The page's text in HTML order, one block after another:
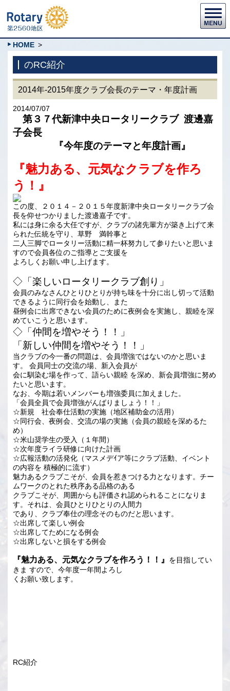
HOME >
のRC紹介
2014年-2015年度クラブ会長のテーマ・年度計画
2014/07/07
第３７代新津中央ロータリークラブ 渡邊嘉
子会長
『今年度のテーマと年度計画』
『魅力ある、元気なクラブを作ろ
う！』
この度、２０１４－２０１５年度新津中央ロータリークラブ会
長を仰せつかりました渡邊嘉子です。
私には身に余る大任ですが、クラブの諸先輩方が築き上げて来
られた伝統を守り、草野 満幹事と
二人三脚でロータリー活動に精一杯努力して参りたいと思いま
すので会員各位のご指導とご支援を
よろしくお願い申し上げます。
◇「楽しいロータリークラブ創り」
会員のみなさんひとりひとりが持ち味を十分に出し切って活動
できるように同行会を始動し、また
昼例会に出席できない会員のために夜例会を実施し、親睦を深
めていこうと思います。
◇「仲間を増やそう！！」
「新しい仲間を増やそう！！」
当クラブの今一番の問題は、会員増強ではないのかと思いま
す。 会員同士の交流の場、新入会員が
会に馴染む場を作って、語らい親睦 を深め、新会員増強に努め
たいと思います。
なお、今期は若いメンバーも増強委員に加えました。
「会員全員で会員増強がんばりましょう！！」
☆新規 社会奉仕活動の実施（地区補助金の活用）
☆同行会、夜例会、交流の場の実施（会員の親睦を深めるた
め）
☆米山奨学生の受入（１年間）
☆次年度ライラ研修に向けた計画
☆広報活動の活発化（マスメデｲア等にクラブ活動、イベント
の内容を 積極的に流す）
魅力あるクラブこそが、会員を惹きつける力となります。チー
ムワークのとれた秩序ある品格のある
クラブこそが、周囲からも評価され認められることになりま
す。それは、会員ひとりひとりの人間力
であり、クラブ奉仕の理念そのものだと思います。
☆出席して楽しい例会
☆出席してためになる例会
☆出席しないと損をする例会
『魅力ある、元気なクラブを作ろう！！』 を目指してい
きま すので、今年度一年間よろし
くお願い致します。
RC紹介